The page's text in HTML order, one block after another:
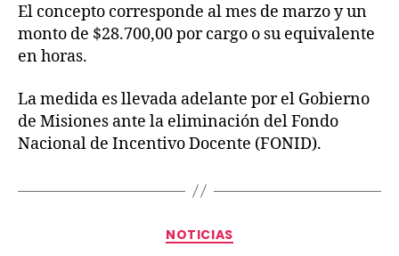
El concepto corresponde al mes de marzo y un
monto de $28.700,00 por cargo o su equivalente
en horas.
La medida es llevada adelante por el Gobierno
de Misiones ante la eliminación del Fondo
Nacional de Incentivo Docente (FONID).
NOTICIAS